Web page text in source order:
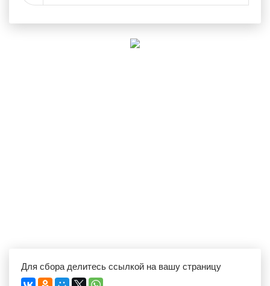
Для сбора делитесь ссылкой на вашу страницу